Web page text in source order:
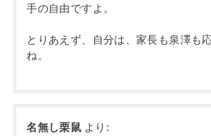
手の自由ですよ。
とりあえず、自分は、家長も泉澤も
ね。
名無し栗鼠 より: